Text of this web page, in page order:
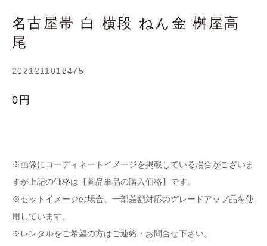
名古屋帯 白 横段 ねん金 桝屋高
尾
2021211012475
0円
※画像にコーディネートイメージを掲載している場合がございま
すが上記の価格は【商品単品の購入価格】です。
※セットイメージの場合、一部差額対応のグレードアップ品を使
用しています。
※レンタルをご希望の方はご連絡・お問合せ下さい。